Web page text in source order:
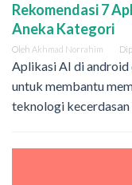
Rekomendasi 7
Aneka Kategori
Oleh Akhmad Norrahim
Aplikasi AI di android
untuk membantu
teknologi